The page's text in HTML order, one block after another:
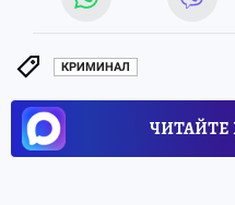
КРИМИНАЛ
ЧИТАЙТЕ